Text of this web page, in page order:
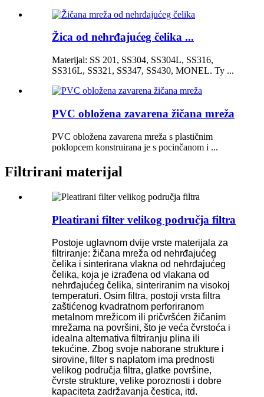
Žica od nehrđajućeg čelika ...
Materijal: SS 201, SS304, SS304L, SS316,
SS316L, SS321, SS347, SS430, MONEL. Ty ...
PVC obložena zavarena žičana mreža
PVC obložena zavarena mreža s plastičnim
poklopcem konstruirana je s pocinčanom i ...
Filtrirani materijal
Pleatirani filter velikog područja filtra
Postoje uglavnom dvije vrste materijala za
filtriranje: žičana mreža od nehrđajućeg
čelika i sinterirana vlakna od nehrđajućeg
čelika, koja je izrađena od vlakana od
nehrđajućeg čelika, sinteriranim na visokoj
temperaturi. Osim filtra, postoji vrsta filtra
zaštićenog kvadratnom perforiranom
metalnom mrežicom ili pričvršćen žičanim
mrežama na površini, što je veća čvrstoća i
idealna alternativa filtriranju plina ili
tekućine. Zbog svoje naborane strukture i
sirovine, filter s naplatom ima prednosti
velikog područja filtra, glatke površine,
čvrste strukture, velike poroznosti i dobre
kapaciteta zadržavanja čestica, itd.